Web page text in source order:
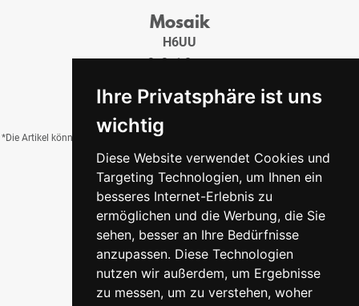
Ihre Privatsphäre ist uns
wichtig
Diese Website verwendet Cookies und
Targeting Technologien, um Ihnen ein
besseres Internet-Erlebnis zu
ermöglichen und die Werbung, die Sie
sehen, besser an Ihre Bedürfnisse
anzupassen. Diese Technologien
nutzen wir außerdem, um Ergebnisse
zu messen, um zu verstehen, woher
Mosaik
H6UU
3x3x1,0 cm
*Die Artikel können durch Belichtung, Charge, Brand, Formate und weitere Einflüsse
von der Abbildung abweichen.